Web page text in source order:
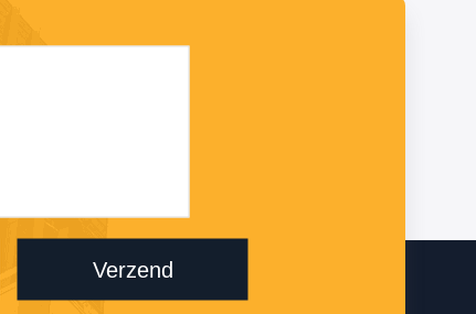
Verzend